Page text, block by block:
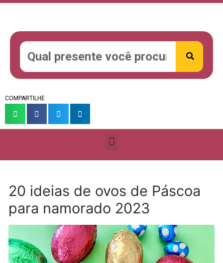
COMPARTILHE
20 ideias de ovos de Páscoa
para namorado 2023